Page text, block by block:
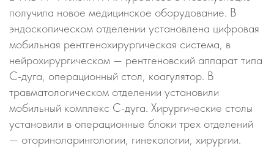
получила новое медицинское оборудование. В
эндоскопическом отделении установлена цифровая
мобильная рентгенохирургическая система, в
нейрохирургическом — рентгеновский аппарат типа
С-дуга, операционный стол, коагулятор. В
травматологическом отделении установили
мобильный комплекс С-дуга. Хирургические столы
установили в операционные блоки трех отделений
— оториноларингологии, гинекологии, хирургии.